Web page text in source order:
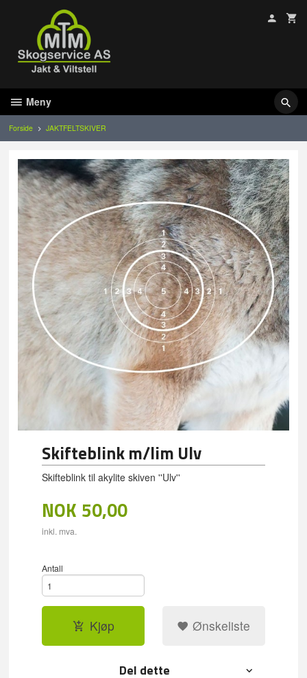
innholdet
Meny
Forside JAKTFELTSKIVER
Skifteblink m/lim Ulv
Skifteblink til akylite skiven ''Ulv''
NOK 50,00
inkl. mva.
Antall
Kjøp Ønskeliste
Del dette